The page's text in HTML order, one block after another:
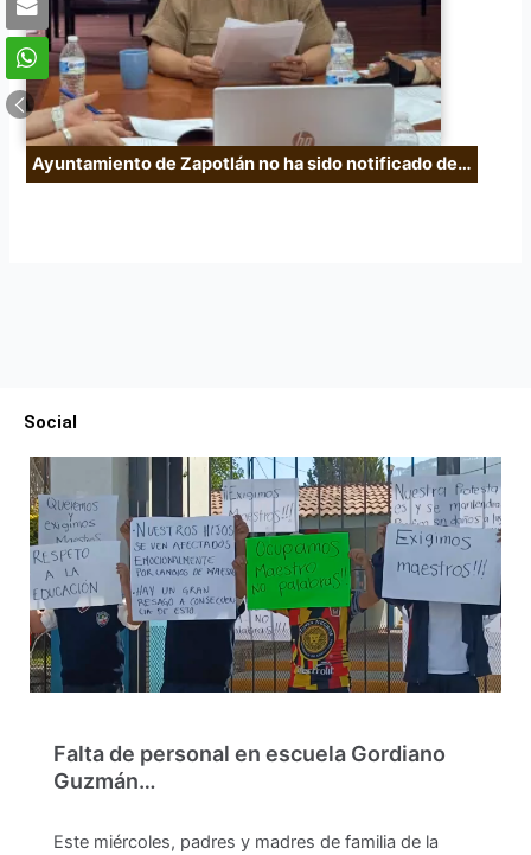
Ayuntamiento de Zapotlán no ha sido notificado de…
Social
Falta de personal en escuela Gordiano
Guzmán…
Este miércoles, padres y madres de familia de la